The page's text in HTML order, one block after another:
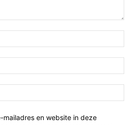
mailadres en website in deze